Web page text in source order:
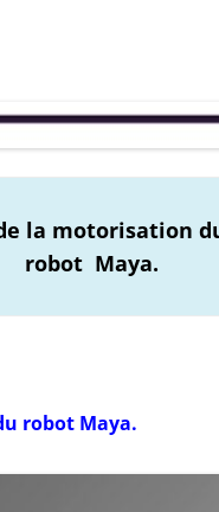
la motorisation
robot Maya.
robot Maya.